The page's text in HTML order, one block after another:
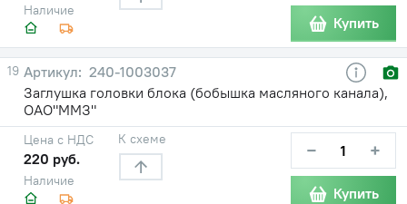
Наличие
Купить
19
240-1003037
Заглушка головки блока (бобышка масляного канала),
ОАО"ММЗ"
Наличие
Цена с НДС
220 руб.
К схеме − +
Купить